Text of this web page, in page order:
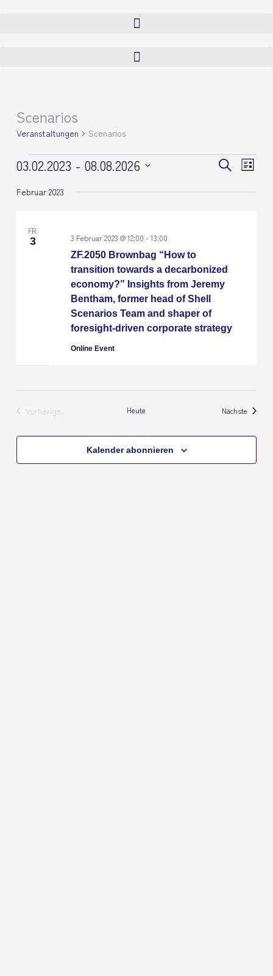
Scenarios
Veranstaltungen Scenarios
Veranstaltungen
und
SucheListe
03.02.2023 - 08.08.2026
wählen.
Februar 2023
FR.
3
ZF.2050 Brownbag “How to
transition towards a decarbonized
economy?” Insights from Jeremy
Bentham, former head of Shell
Scenarios Team and shaper of
foresight-driven corporate strategy
3 Februar 2023 @ 12:00 -13:00
Online Event
Vorherige
Heute Nächste
Kalender abonnieren